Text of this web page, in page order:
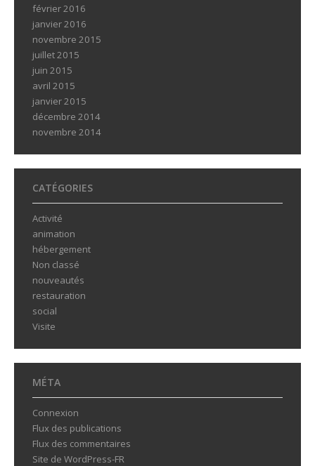
février 2016
janvier 2016
novembre 2015
juillet 2015
juin 2015
avril 2015
janvier 2015
décembre 2014
novembre 2014
CATÉGORIES
Activité
animation
hébergement
Non classé
nouveautés
restauration
social
Visite
MÉTA
Connexion
Flux des publications
Flux des commentaires
Site de WordPress-FR